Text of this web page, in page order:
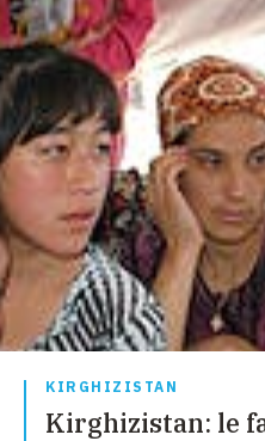
KIRGHIZISTAN
Kirghizistan: le